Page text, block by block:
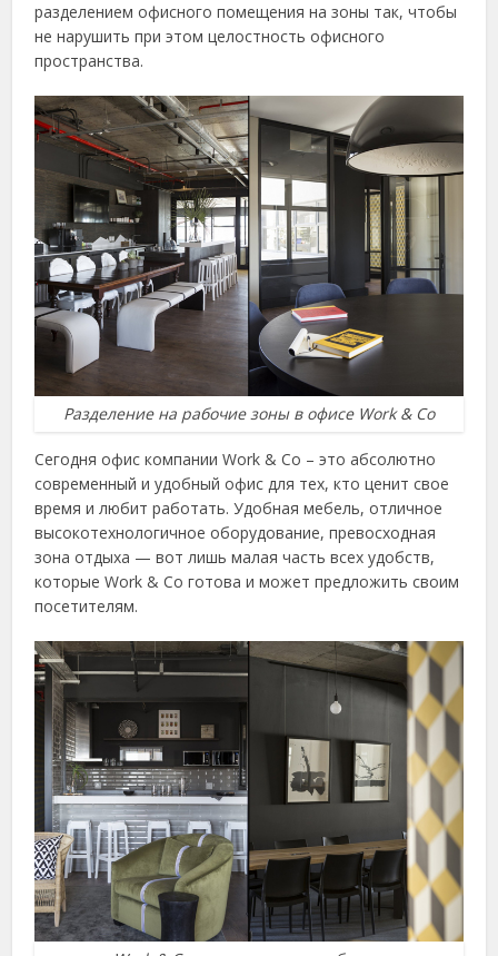
разделением офисного помещения на зоны так, чтобы
не нарушить при этом целостность офисного
пространства.
Разделение на рабочие зоны в офисе Work & Co
Сегодня офис компании Work & Co – это абсолютно
современный и удобный офис для тех, кто ценит свое
время и любит работать. Удобная мебель, отличное
высокотехнологичное оборудование, превосходная
зона отдыха — вот лишь малая часть всех удобств,
которые Work & Co готова и может предложить своим
посетителям.